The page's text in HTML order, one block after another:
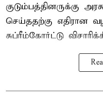
குடும்பத்தினருக்கு
செய்ததற்கு எதிரான
சுப்ரீம்கோர்ட்டு